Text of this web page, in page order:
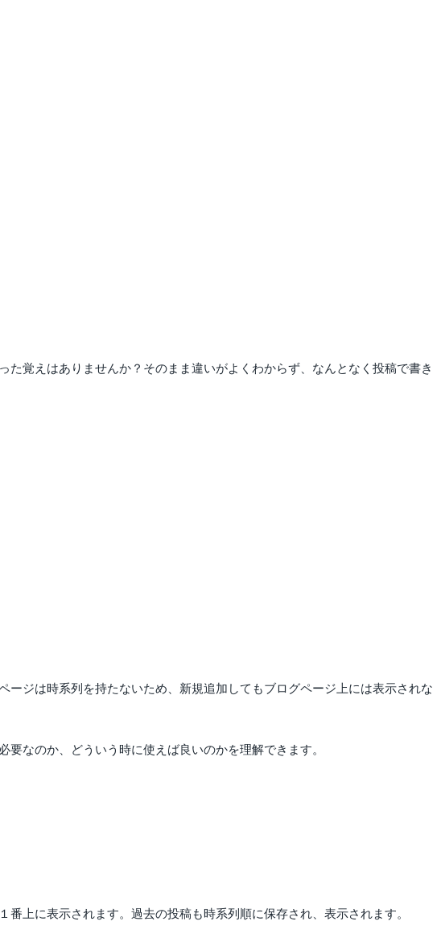
覚えはありませんか？そのまま違いがよくわからず、なんとなく投稿で書き
ージは時系列を持たないため、新規追加してもブログページ上には表示されな
なのか、どういう時に使えば良いのかを理解できます。
上に表示されます。過去の投稿も時系列順に保存され、表示されます。